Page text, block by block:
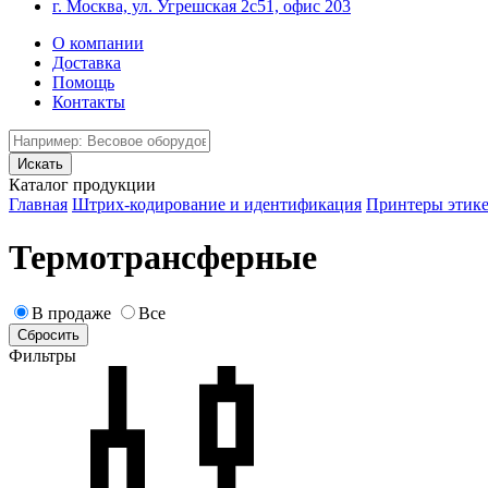
г. Москва, ул. Угрешская 2с51, офис 203
О компании
Доставка
Помощь
Контакты
Каталог продукции
Главная Штрих-кодирование и идентификация Принтеры
Термотрансферные
В продаже Все
Фильтры